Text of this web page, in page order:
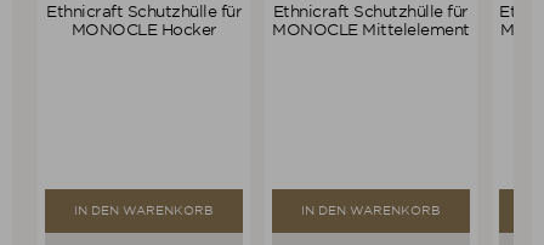
Verkaufspreis
79,00 €
75,05 €
Ethnicraft Schutzhülle für
MONOCLE Hocker
IN DEN WARENKORB
Verkaufspreis
99,00 €
94,05 €
Ethnicraft Schutzhülle für
MONOCLE Mittelelement
IN DEN WARENKORB